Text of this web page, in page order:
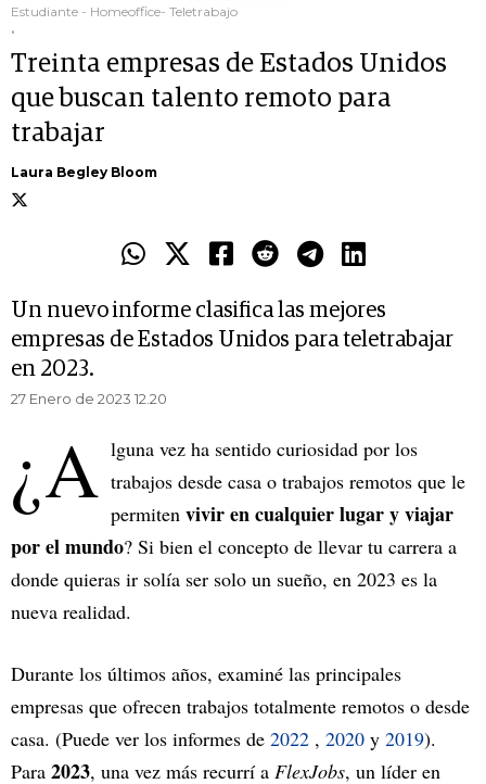
Estudiante - Homeoffice- Teletrabajo
.
Treinta empresas de Estados Unidos
que buscan talento remoto para
trabajar
Laura Begley Bloom
Un nuevo informe clasifica las mejores
empresas de Estados Unidos para teletrabajar
en 2023.
27 Enero de 2023 12.20
¿A lguna vez ha sentido curiosidad por los
trabajos desde casa o trabajos remotos que le
permiten vivir en cualquier lugar y viajar
por el mundo? Si bien el concepto de llevar tu carrera a
donde quieras ir solía ser solo un sueño, en 2023 es la
nueva realidad.
Durante los últimos años, examiné las principales
empresas que ofrecen trabajos totalmente remotos o desde
casa. (Puede ver los informes de 2022 , 2020 y 2019).
Para 2023, una vez más recurrí a FlexJobs, un líder en